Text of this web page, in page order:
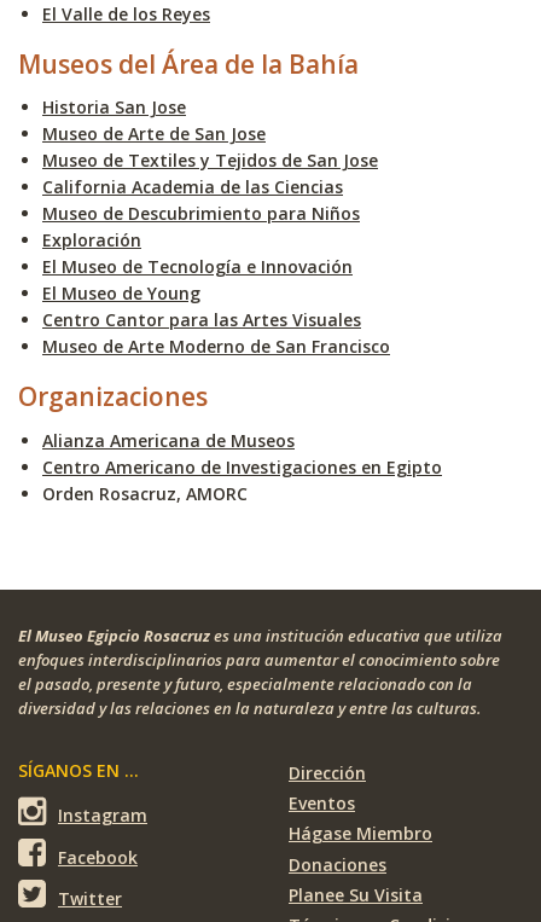
El Valle de los Reyes
Museos del Área de la Bahía
Historia San Jose
Museo de Arte de San Jose
Museo de Textiles y Tejidos de San Jose
California Academia de las Ciencias
Museo de Descubrimiento para Niños
Exploración
El Museo de Tecnología e Innovación
El Museo de Young
Centro Cantor para las Artes Visuales
Museo de Arte Moderno de San Francisco
Organizaciones
Alianza Americana de Museos
Centro Americano de Investigaciones en Egipto
Orden Rosacruz, AMORC
El Museo Egipcio Rosacruzes una institución educativa que utiliza
enfoques interdisciplinarios para aumentar el conocimiento sobre
el pasado, presente y futuro, especialmente relacionado con la
diversidad y las relaciones en la naturaleza y entre las culturas.
SÍGANOS EN ...
Instagram
Facebook
Twitter
Dirección
Eventos
Hágase Miembro
Donaciones
Planee Su Visita